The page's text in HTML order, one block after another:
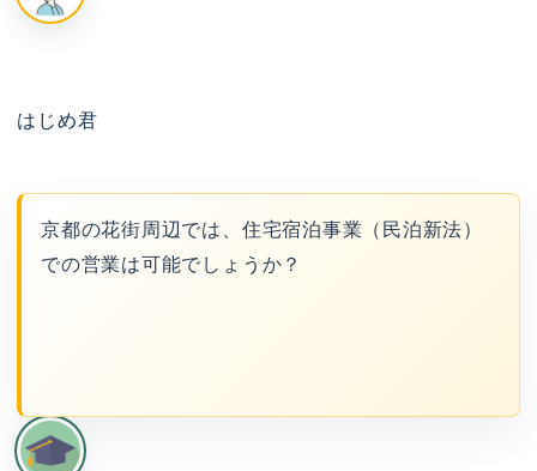
はじめ君
京都の花街周辺では、住宅宿泊事業（民泊新法）
での営業は可能でしょうか？